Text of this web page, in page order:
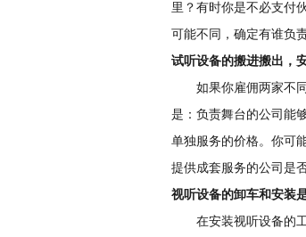
里？有时你是不必支付
可能不同，确定有谁负
试听设备的搬进搬出，
如果你雇佣两家不同
是：负责舞台的公司能
单独服务的价格。你可
提供成套服务的公司是
视听设备的卸车和安装
在安装视听设备的工